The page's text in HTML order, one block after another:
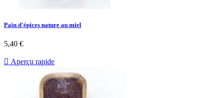
Pain d'épices nature au miel
5,40 €
 Aperçu rapide